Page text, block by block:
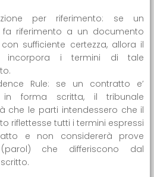
per riferimento: se un
riferimento a un documento
sufficiente certezza, allora il
incorpora i termini di tale
Rule: se un contratto e’
in forma scritta, il tribunale
che le parti intendessero che il
riflettesse tutti i termini espressi
e non considererà prove
che differiscono dal